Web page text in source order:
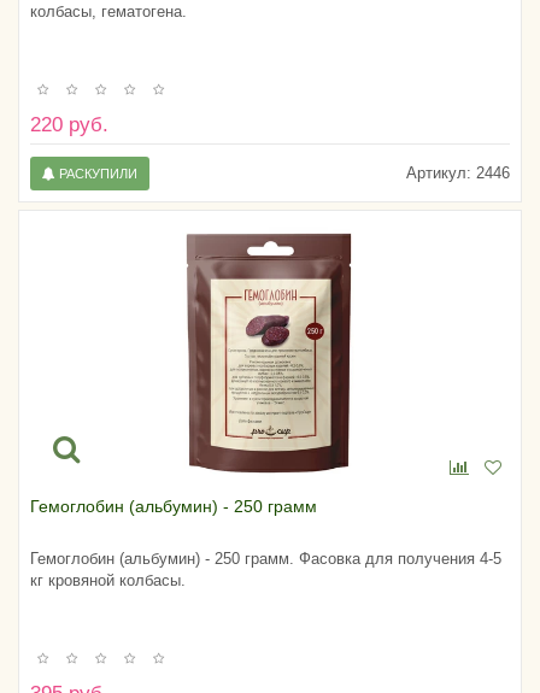
колбасы, гематогена.
220 руб.
Артикул: 2446
РАСКУПИЛИ
Гемоглобин (альбумин) - 250 грамм
Гемоглобин (альбумин) - 250 грамм. Фасовка для получения 4-5
кг кровяной колбасы.